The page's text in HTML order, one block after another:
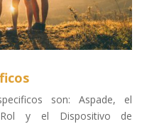
son: Aspade, el
y el Dispositivo de